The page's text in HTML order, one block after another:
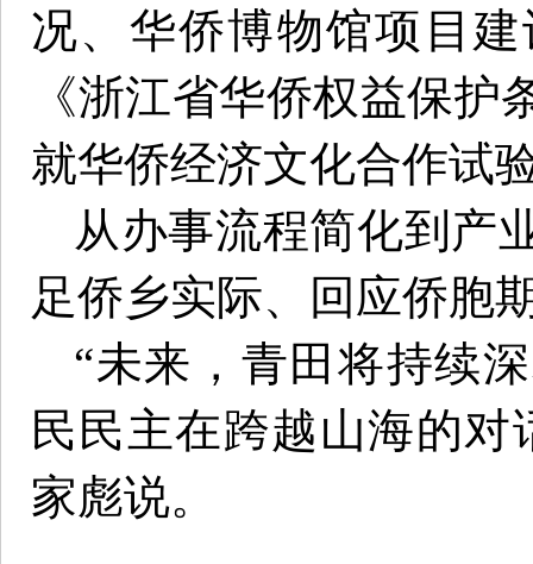
况、华侨博物馆项目
《浙江省华侨权益保
就华侨经济文化合作试
从办事流程简化到产
足侨乡实际、回应侨胞
“未来，青田将持续
民民主在跨越山海的
家彪说。